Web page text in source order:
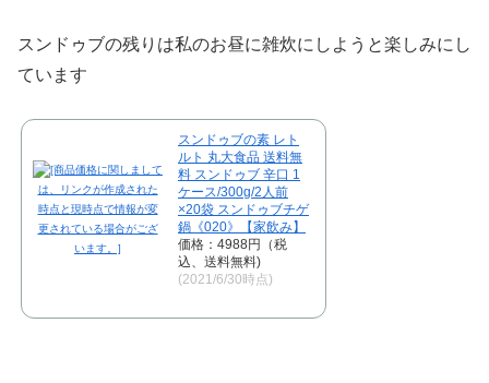
スンドゥブの残りは私のお昼に雑炊にしようと楽しみにし
ています
スンドゥブの素 レト
ルト 丸大食品 送料無
料 スンドゥブ 辛口 1
ケース/300g/2人前
×20袋 スンドゥブチゲ
鍋《020》【家飲み】
価格：4988円（税
込、送料無料)
(2021/6/30時点)